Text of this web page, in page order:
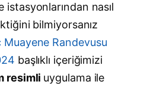
nasıl
bilmiyorsanız
Randevusu
başlıklı içeriğimizi
resimli uygulama ile